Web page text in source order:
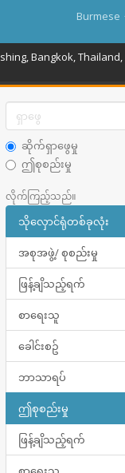
Burmese
Bangkok, Thailand,
ဆိုက်ရှာဖွေမှု
ဤစုစည်းမှု
လိုက်ကြည့်သည်။
သိုလှောင်ရုံတစ်ခုလုံး
အစုအဖွဲ့/ စုစည်းမှု
ဖြန့်ချိသည့်ရက်
စာရေးသူ
ခေါင်းစဥ်
ဘာသာရပ်
ဤစုစည်းမှု
ဖြန့်ချိသည့်ရက်